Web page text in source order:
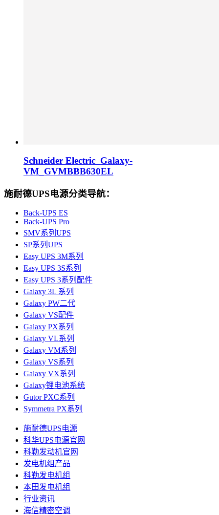
Schneider Electric_Galaxy-
VM_GVMBBB630EL
施耐德UPS电源分类导航：
Back-UPS ES
Back-UPS Pro
SMV系列UPS
SP系列UPS
Easy UPS 3M系列
Easy UPS 3S系列
Easy UPS 3系列配件
Galaxy 3L 系列
Galaxy PW二代
Galaxy VS配件
Galaxy PX系列
Galaxy VL系列
Galaxy VM系列
Galaxy VS系列
Galaxy VX系列
Galaxy锂电池系统
Gutor PXC系列
Symmetra PX系列
施耐德UPS电源
科华UPS电源官网
科勒发动机官网
发电机组产品
科勒发电机组
本田发电机组
行业资讯
海信精密空调